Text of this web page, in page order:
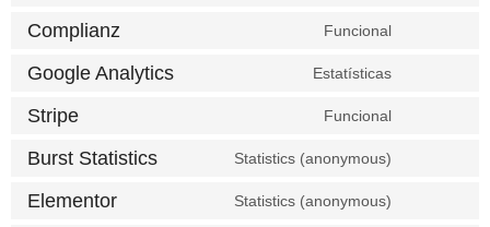
Complianz Funcional
Google Analytics Estatísticas
Stripe Funcional
Burst Statistics Statistics (anonymous)
Elementor Statistics (anonymous)